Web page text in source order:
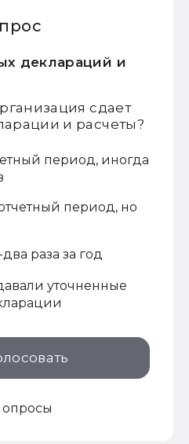
деклараций и
сдает
и расчеты?
период, иногда
период, но
раза за год
уточненные
опросы